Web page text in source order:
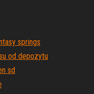
springs
od depozytu
sd